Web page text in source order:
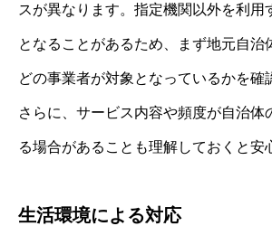
スが異なります。指定機関以外を利用
となることがあるため、まず地元自治
どの事業者が対象となっているかを確
さらに、サービス内容や頻度が自治体
る場合があることも理解しておくと安
生活環境による対応